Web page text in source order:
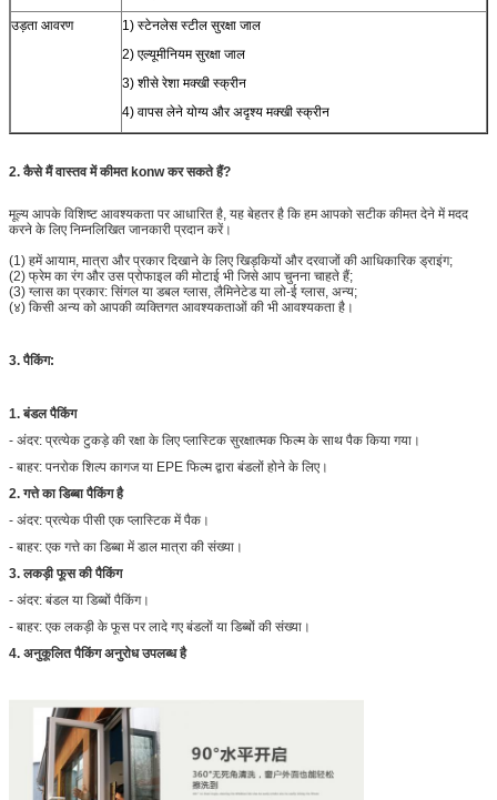
उड़ता आवरण
1) स्टेनलेस स्टील सुरक्षा जाल
2) एल्यूमीनियम सुरक्षा जाल
3) शीसे रेशा मक्खी स्क्रीन
4) वापस लेने योग्य और अदृश्य मक्खी स्क्रीन
2. कैसे मैं वास्तव में कीमत konw कर सकते हैं?
मूल्य आपके विशिष्ट आवश्यकता पर आधारित है, यह बेहतर है कि हम आपको सटीक कीमत देने में मदद
करने के लिए निम्नलिखित जानकारी प्रदान करें।
(1) हमें आयाम, मात्रा और प्रकार दिखाने के लिए खिड़कियों और दरवाजों की आधिकारिक ड्राइंग;
(2) फ्रेम का रंग और उस प्रोफाइल की मोटाई भी जिसे आप चुनना चाहते हैं;
(3) ग्लास का प्रकार: सिंगल या डबल ग्लास, लैमिनेटेड या लो-ई ग्लास, अन्य;
(४) किसी अन्य को आपकी व्यक्तिगत आवश्यकताओं की भी आवश्यकता है।
3. पैकिंग:
1. बंडल पैकिंग
- अंदर: प्रत्येक टुकड़े की रक्षा के लिए प्लास्टिक सुरक्षात्मक फिल्म के साथ पैक किया गया।
- बाहर: पनरोक शिल्प कागज या EPE फिल्म द्वारा बंडलों होने के लिए।
2. गत्ते का डिब्बा पैकिंग है
- अंदर: प्रत्येक पीसी एक प्लास्टिक में पैक।
- बाहर: एक गत्ते का डिब्बा में डाल मात्रा की संख्या।
3. लकड़ी फूस की पैकिंग
- अंदर: बंडल या डिब्बों पैकिंग।
- बाहर: एक लकड़ी के फूस पर लादे गए बंडलों या डिब्बों की संख्या।
4. अनुकूलित पैकिंग अनुरोध उपलब्ध है